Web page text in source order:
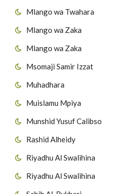
Mlango wa Twahara
Mlango wa Zaka
Mlango wa Zaka
Msomaji Samir Izzat
Muhadhara
Muislamu Mpiya
Munshid Yusuf Calibso
Rashid Alheidy
Riyadhu Al Swalihina
Riyadhu Al Swalihina